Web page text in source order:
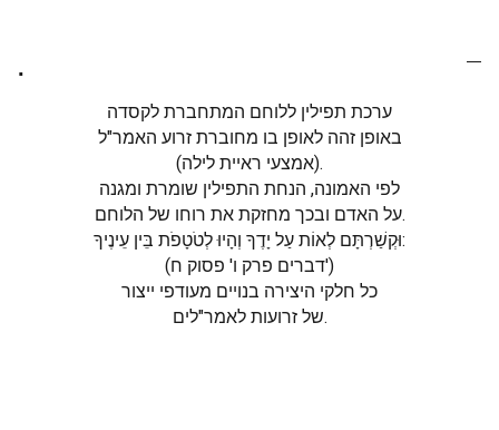
.
ערכת תפילין ללוחם המתחברת לקסדה
באופן זהה לאופן בו מחוברת זרוע האמר"ל
(אמצעי ראיית לילה).
לפי האמונה, הנחת התפילין שומרת ומגנה
על האדם ובכך מחזקת את רוחו של הלוחם.
וּקְשַׁרְתָּם לְאוֹת עַל יָדֶךָ וְהָיוּ לְטֹטָפֹת בֵּין עֵינֶיךָ:
(דברים פרק ו' פסוק ח')
כל חלקי היצירה בנויים מעודפי ייצור
של זרועות לאמר"לים.